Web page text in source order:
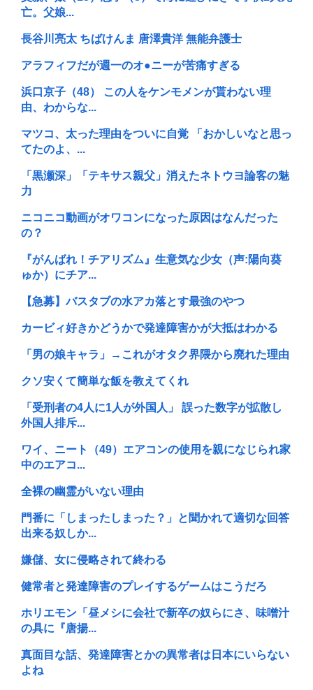
亡。父娘...
長谷川亮太 ちばけんま 唐澤貴洋 無能弁護士
アラフィフだが週一のオ●ニーが苦痛すぎる
浜口京子（48） この人をケンモメンが貰わない理
由、わからな...
マツコ、太った理由をついに自覚 「おかしいなと思っ
てたのよ、...
「黒瀬深」「テキサス親父」消えたネトウヨ論客の魅
力
ニコニコ動画がオワコンになった原因はなんだった
の？
『がんばれ！チアリズム』生意気な少女（声:陽向葵
ゅか）にチア...
【急募】バスタブの水アカ落とす最強のやつ
カービィ好きかどうかで発達障害かが大抵はわかる
「男の娘キャラ」→これがオタク界隈から廃れた理由
クソ安くて簡単な飯を教えてくれ
「受刑者の4人に1人が外国人」 誤った数字が拡散し
外国人排斥...
ワイ、ニート（49）エアコンの使用を親になじられ家
中のエアコ...
全裸の幽霊がいない理由
門番に「しまったしまった？」と聞かれて適切な回答
出来る奴しか...
嫌儲、女に侵略されて終わる
健常者と発達障害のプレイするゲームはこうだろ
ホリエモン「昼メシに会社で新卒の奴らにさ、味噌汁
の具に『唐揚...
真面目な話、発達障害とかの異常者は日本にいらない
よね